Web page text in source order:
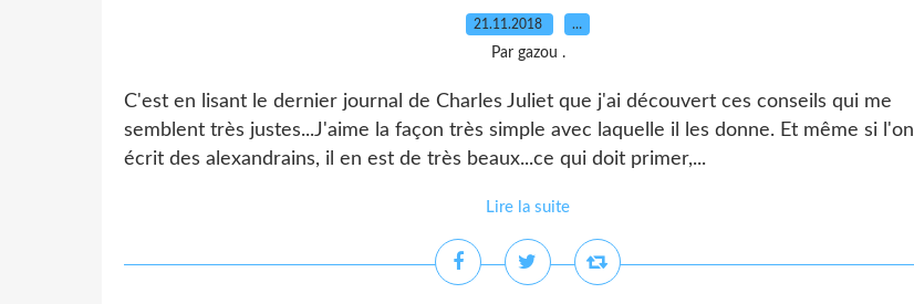
21.11.2018 …
Par gazou .
C'est en lisant le dernier journal de Charles Juliet que j'ai découvert ces conseils qui me
semblent très justes...J'aime la façon très simple avec laquelle il les donne. Et même si l'on
écrit des alexandrains, il en est de très beaux...ce qui doit primer,...
Lire la suite